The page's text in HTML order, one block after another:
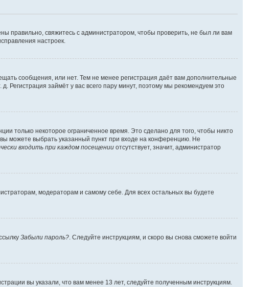
правильно, свяжитесь с администратором, чтобы проверить, не был ли вам
настроек.
сообщения, или нет. Тем не менее регистрация даёт вам дополнительные
займёт у вас всего пару минут, поэтому мы рекомендуем это
только некоторое ограниченное время. Это сделано для того, чтобы никто
можете выбрать указанный пункт при входе на конференцию. Не
входить при каждом посещении отсутствует, значит, администратор
модераторам и самому себе. Для всех остальных вы будете
Забыли пароль? . Следуйте инструкциям, и скоро вы снова сможете войти
вы указали, что вам менее 13 лет, следуйте полученным инструкциям.